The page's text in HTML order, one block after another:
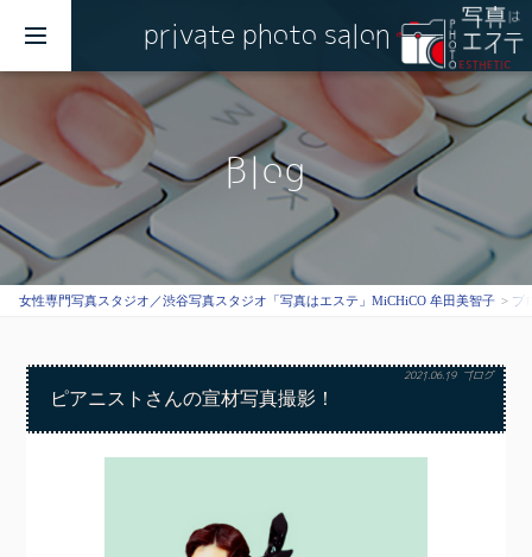
private photo salon
Blog
女性専門写真スタジオ／渋谷写真スタジオ「写真はエステ」MiCHiCO 牟田美智子 ブ
2021.06.19 ブログ
ピアニストさんの宣材写真撮影！